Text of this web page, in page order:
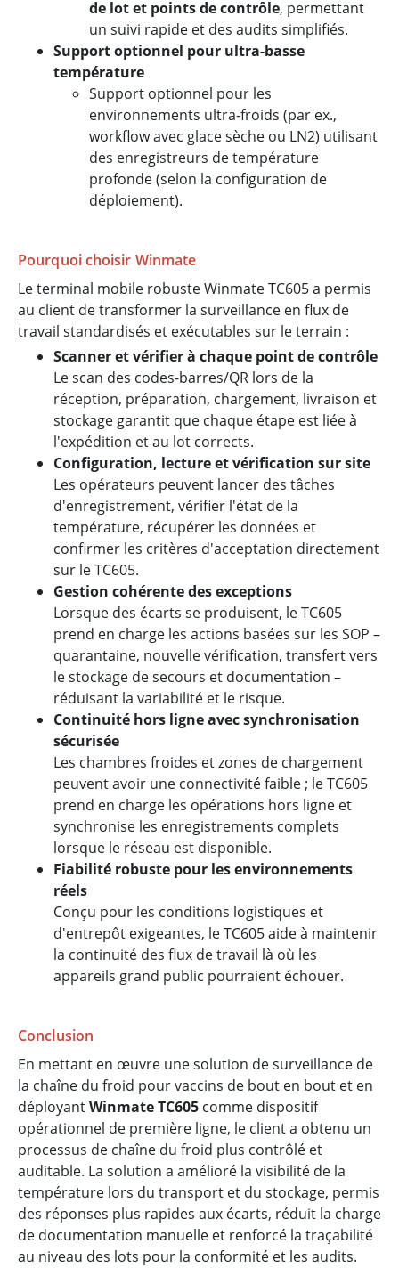
de lot et points de contrôle, permettant
un suivi rapide et des audits simplifiés.
Support optionnel pour ultra-basse
température
Support optionnel pour les
environnements ultra-froids (par ex.,
workflow avec glace sèche ou LN2) utilisant
des enregistreurs de température
profonde (selon la configuration de
déploiement).
Pourquoi choisir Winmate
Le terminal mobile robuste Winmate TC605 a permis
au client de transformer la surveillance en flux de
travail standardisés et exécutables sur le terrain :
Scanner et vérifier à chaque point de contrôle
Le scan des codes-barres/QR lors de la
réception, préparation, chargement, livraison et
stockage garantit que chaque étape est liée à
l'expédition et au lot corrects.
Configuration, lecture et vérification sur site
Les opérateurs peuvent lancer des tâches
d'enregistrement, vérifier l'état de la
température, récupérer les données et
confirmer les critères d'acceptation directement
sur le TC605.
Gestion cohérente des exceptions
Lorsque des écarts se produisent, le TC605
prend en charge les actions basées sur les SOP –
quarantaine, nouvelle vérification, transfert vers
le stockage de secours et documentation –
réduisant la variabilité et le risque.
Continuité hors ligne avec synchronisation
sécurisée
Les chambres froides et zones de chargement
peuvent avoir une connectivité faible ; le TC605
prend en charge les opérations hors ligne et
synchronise les enregistrements complets
lorsque le réseau est disponible.
Fiabilité robuste pour les environnements
réels
Conçu pour les conditions logistiques et
d'entrepôt exigeantes, le TC605 aide à maintenir
la continuité des flux de travail là où les
appareils grand public pourraient échouer.
Conclusion
En mettant en œuvre une solution de surveillance de
la chaîne du froid pour vaccins de bout en bout et en
déployantWinmate TC605 comme dispositif
opérationnel de première ligne, le client a obtenu un
processus de chaîne du froid plus contrôlé et
auditable. La solution a amélioré la visibilité de la
température lors du transport et du stockage, permis
des réponses plus rapides aux écarts, réduit la charge
de documentation manuelle et renforcé la traçabilité
au niveau des lots pour la conformité et les audits.